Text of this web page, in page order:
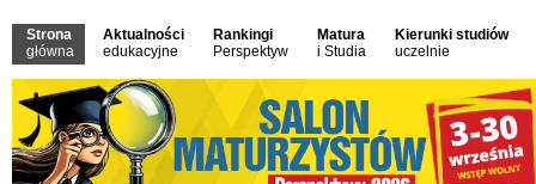
Strona
główna
Aktualności
edukacyjne
Rankingi
Perspektyw
Matura
i Studia
Kierunki studiów
uczelnie